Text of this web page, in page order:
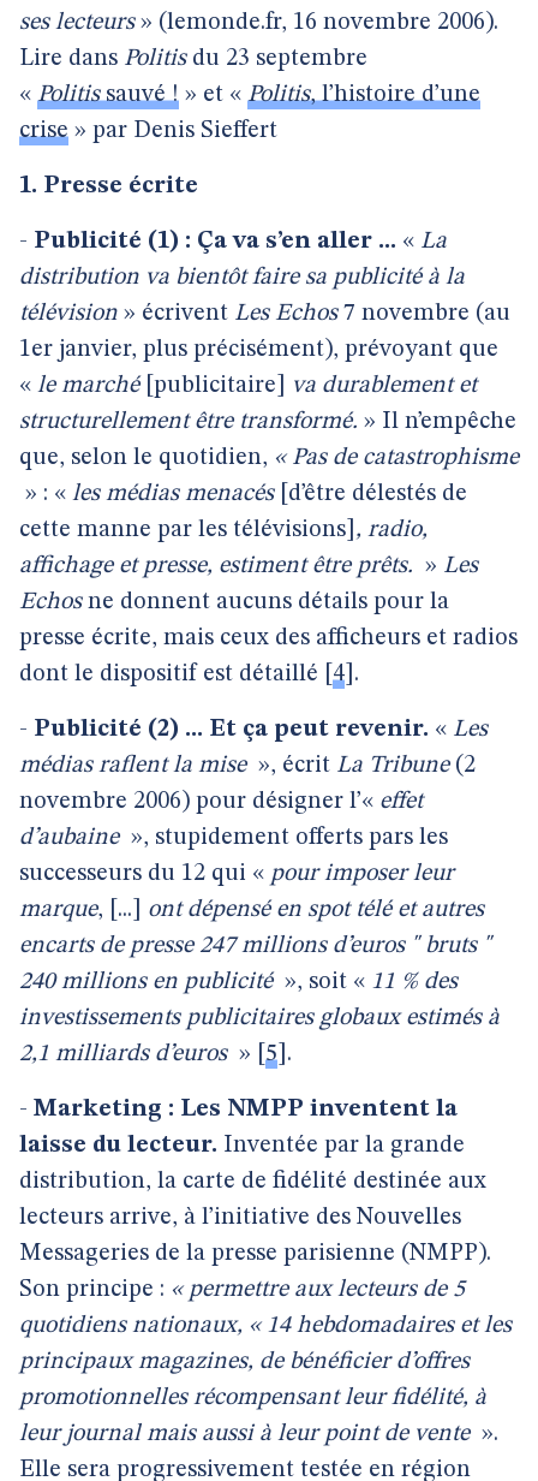
ses lecteurs» (lemonde.fr, 16 novembre 2006).
Lire dans Politisdu 23 septembre
« Politissauvé ! » et « Politis, l’histoire d’une
crise » par Denis Sieffert
1. Presse écrite
- Publicité (1) : Ça va s’en aller ... « La
distribution va bientôt faire sa publicité à la
télévision » écrivent Les Echos7 novembre (au
1er janvier, plus précisément), prévoyant que
« le marché[publicitaire] va durablement et
structurellement être transformé. » Il n’empêche
que, selon le quotidien, « Pas de catastrophisme
» : « les médias menacés [d’être délestés de
cette manne par les télévisions] , radio,
affichage et presse, estiment être prêts. » Les
Echosne donnent aucuns détails pour la
presse écrite, mais ceux des afficheurs et radios
dont le dispositif est détaillé
4 .
- Publicité (2) ... Et ça peut revenir. « Les
médias raflent la mise », écrit La Tribune(2
novembre 2006) pour désigner l’« effet
d’aubaine », stupidement offerts pars les
successeurs du 12 qui « pour imposer leur
marque, [...] ont dépensé en spot télé et autres
encarts de presse 247 millions d’euros " bruts "
240 millions en publicité », soit « 11 % des
investissements publicitaires globaux estimés à
2,1 milliards d’euros » 5 .
- Marketing : Les NMPP inventent la
laisse du lecteur. Inventée par la grande
distribution, la carte de fidélité destinée aux
lecteurs arrive, à l’initiative des Nouvelles
Messageries de la presse parisienne (NMPP).
Son principe : « permettre aux lecteurs de 5
quotidiens nationaux, « 14 hebdomadaires et les
principaux magazines, de bénéficier d’offres
promotionnelles récompensant leur fidélité, à
leur journal mais aussi à leur point de vente ».
Elle sera progressivement testée en région